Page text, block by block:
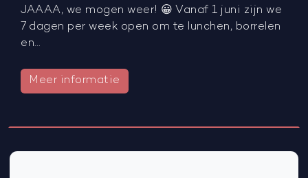
JAAAA, we mogen weer! 😀 Vanaf 1 juni zijn we
7 dagen per week open om te lunchen, borrelen
en…
Meer informatie